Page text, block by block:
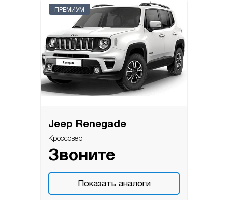
ПРЕМИУМ
Jeep Renegade
Кроссовер
Звоните
Показать аналоги